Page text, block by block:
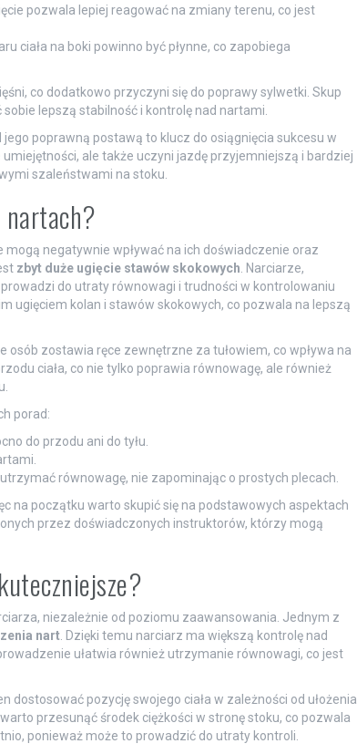
pozwala lepiej reagować na zmiany terenu, co jest
ciała na boki powinno być płynne, co zapobiega
co dodatkowo przyczyni się do poprawy sylwetki. Skup
lepszą stabilność i kontrolę nad nartami.
poprawną postawą to klucz do osiągnięcia sukcesu w
ale także uczyni jazdę przyjemniejszą i bardziej
szaleństwami na stoku.
nartach?
mogą negatywnie wpływać na ich doświadczenie oraz
zbyt duże ugięcie stawów skokowych . Narciarze,
do utraty równowagi i trudności w kontrolowaniu
ugięciem kolan i stawów skokowych, co pozwala na lepszą
osób zostawia ręce zewnętrzne za tułowiem, co wpływa na
ciała, co nie tylko poprawia równowagę, ale również
porad:
do przodu ani do tyłu.
równowagę, nie zapominając o prostych plecach.
na początku warto skupić się na podstawowych aspektach
przez doświadczonych instruktorów, którzy mogą
niezależnie od poziomu zaawansowania. Jednym z
nart. Dzięki temu narciarz ma większą kontrolę nad
ułatwia również utrzymanie równowagi, co jest
dostosować pozycję swojego ciała w zależności od ułożenia
przesunąć środek ciężkości w stronę stoku, co pozwala
ponieważ może to prowadzić do utraty kontroli.